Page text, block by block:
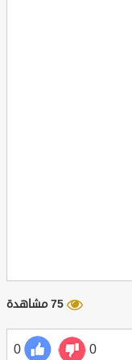
75 مشاهدة
0
0